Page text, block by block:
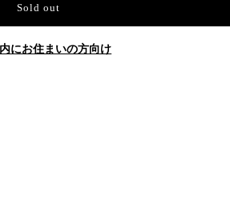
Sold out
にお住まいの方向け